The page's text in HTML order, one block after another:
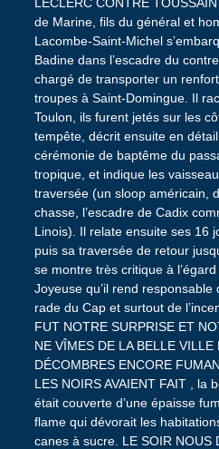
de Marine, fils du général et
Lacombe-Saint-Michel
Badine dans l’escadre du
chargé de transporter un
troupes à Saint-Domingue. Il
Toulon, ils furent jetés sur les
tempête, décrit ensuite en
cérémonie de baptême du
tropique, et indique les
traversée (un sloop américain,
chasse, l’escadre de Cadix
Linois). Il relate ensuite ses 16
puis sa traversée de retour
se montre très critique à
Joyeuse qu’il rend responsable
rade du Cap et surtout de
FUT NOTRE SURPRISE ET
NE VÎMES DE LA BELLE VILLE
DÉCOMBRES ENCORE
LES NOIRS AVAIENT FAIT , la
était couverte d’une épaisse
flame qui dévorait les
canes à sucre. LE SOIR NOUS